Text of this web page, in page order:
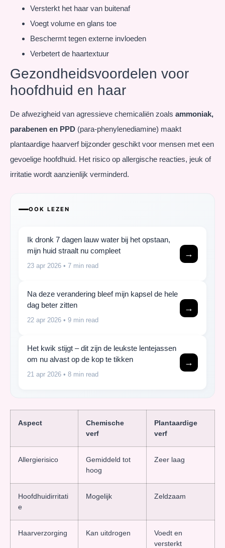
Versterkt het haar van buitenaf
Voegt volume en glans toe
Beschermt tegen externe invloeden
Verbetert de haartextuur
Gezondheidsvoordelen voor
hoofdhuid en haar
De afwezigheid van agressieve chemicaliën zoals ammoniak,
parabenen en PPD (para-phenylenediamine) maakt
plantaardige haarverf bijzonder geschikt voor mensen met een
gevoelige hoofdhuid. Het risico op allergische reacties, jeuk of
irritatie wordt aanzienlijk verminderd.
OOK LEZEN
Ik dronk 7 dagen lauw water bij het opstaan,
mijn huid straalt nu compleet
23 apr 2026 • 7 min read
→
Na deze verandering bleef mijn kapsel de hele
dag beter zitten
22 apr 2026 • 9 min read
→
Het kwik stijgt – dit zijn de leukste lentejassen
om nu alvast op de kop te tikken
21 apr 2026 • 8 min read
→
Aspect
Chemische
verf
Plantaardige
verf
Allergierisico
Gemiddeld tot
hoog
Zeer laag
Hoofdhuidirritati
e
Mogelijk Zeldzaam
Haarverzorging Kan uitdrogen
Voedt en
versterkt